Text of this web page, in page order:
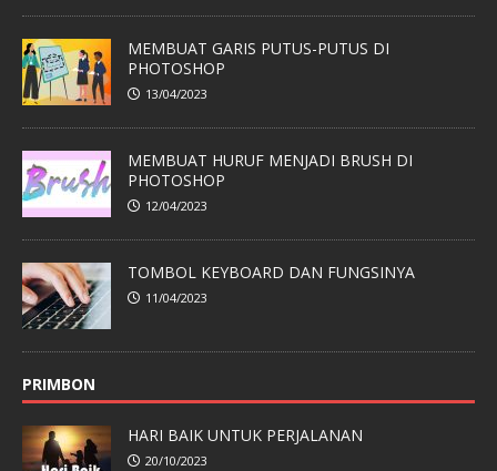
MEMBUAT GARIS PUTUS-PUTUS DI
PHOTOSHOP
13/04/2023
MEMBUAT HURUF MENJADI BRUSH DI
PHOTOSHOP
12/04/2023
TOMBOL KEYBOARD DAN FUNGSINYA
11/04/2023
PRIMBON
HARI BAIK UNTUK PERJALANAN
20/10/2023